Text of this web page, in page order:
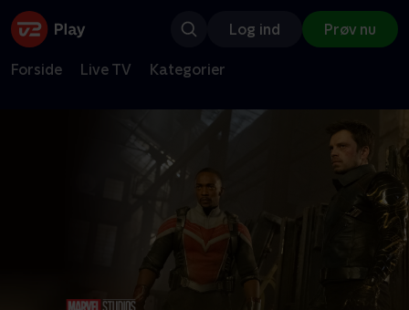
Log ind Prøv nu
Forside Live TV Kategorier